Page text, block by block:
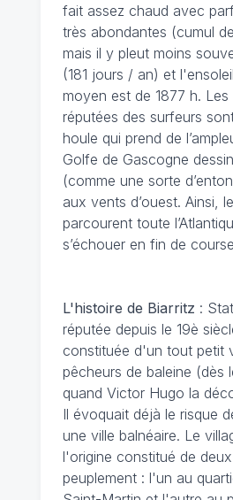
fait assez chaud avec
très abondantes (cumul
mais il y pleut moins
(181 jours / an) et
moyen est de 1877 h. Les
réputées des surfeurs
houle qui prend de
Golfe de Gascogne
(comme une sorte
aux vents d’ouest. Ainsi,
parcourent toute
s’échouer en fin de
L'histoire de Biarritz :
réputée depuis le 19è
constituée d'un tout petit
pêcheurs de baleine (dès
quand Victor Hugo la
Il évoquait déjà le risque
une ville balnéaire. Le
l'origine constitué de
peuplement : l'un au